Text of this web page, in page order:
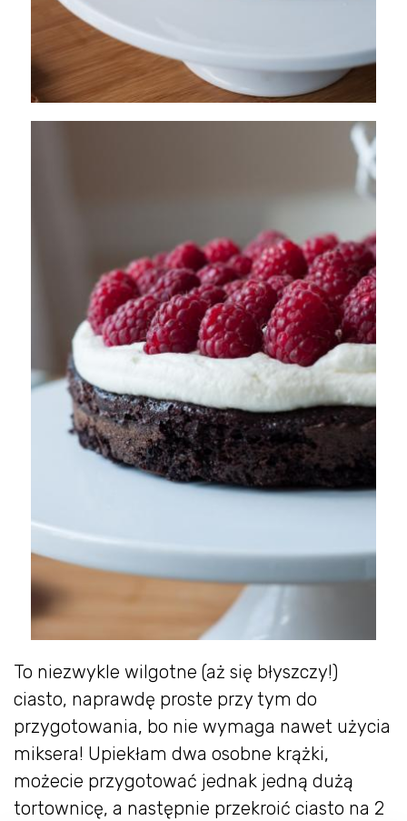
To niezwykle wilgotne (aż się błyszczy!)
ciasto, naprawdę proste przy tym do
przygotowania, bo nie wymaga nawet użycia
miksera! Upiekłam dwa osobne krążki,
możecie przygotować jednak jedną dużą
tortownicę, a następnie przekroić ciasto na 2